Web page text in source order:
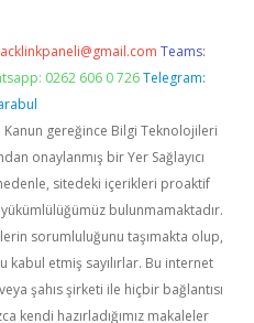
Teams:
0262 606 0 726 Telegram:
Kanun gereğince Bilgi Teknolojileri
onaylanmış bir Yer Sağlayıcı
sitedeki içerikleri proaktif
bulunmamaktadır.
sorumluluğunu taşımakta olup,
etmiş sayılırlar. Bu internet
şahıs şirketi ile hiçbir bağlantısı
kendi hazırladığımız makaleler